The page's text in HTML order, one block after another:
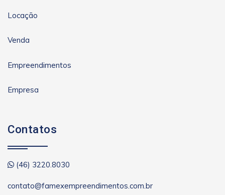
Locação
Venda
Empreendimentos
Empresa
Contatos
(46) 3220.8030
contato@famexempreendimentos.com.br